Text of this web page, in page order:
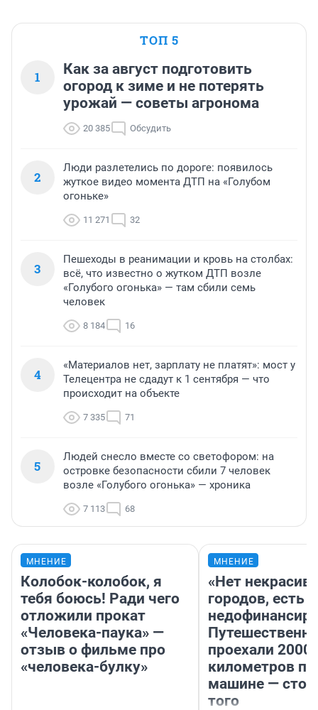
ТОП 5
1
Как за август подготовить
огород к зиме и не потерять
урожай — советы агронома
20 385 Обсудить
2
Люди разлетелись по дороге: появилось
жуткое видео момента ДТП на «Голубом
огоньке»
11 271 32
3
Пешеходы в реанимации и кровь на столбах:
всё, что известно о жутком ДТП возле
«Голубого огонька» — там сбили семь
человек
8 184 16
4
«Материалов нет, зарплату не платят»: мост у
Телецентра не сдадут к 1 сентября — что
происходит на объекте
7 335 71
5
Людей снесло вместе со светофором: на
островке безопасности сбили 7 человек
возле «Голубого огонька» — хроника
7 113 68
МНЕНИЕ
Колобок-колобок, я
тебя боюсь! Ради чего
отложили прокат
«Человека-паука» —
отзыв о фильме про
«человека-булку»
МНЕНИЕ
«Нет
городов, есть
проехали 2000
километров по
машине —
того